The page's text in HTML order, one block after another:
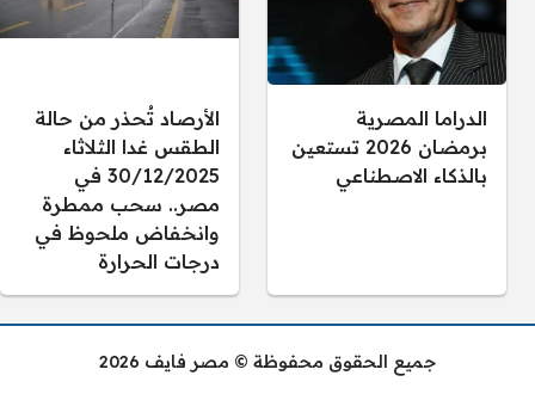
الدراما المصرية
برمضان 2026 تستعين
بالذكاء الاصطناعي
الأرصاد تُحذر من حالة
الطقس غدا الثلاثاء
30/12/2025 في
مصر.. سحب ممطرة
وانخفاض ملحوظ في
درجات الحرارة
جميع الحقوق محفوظة © مصر فايف 2026